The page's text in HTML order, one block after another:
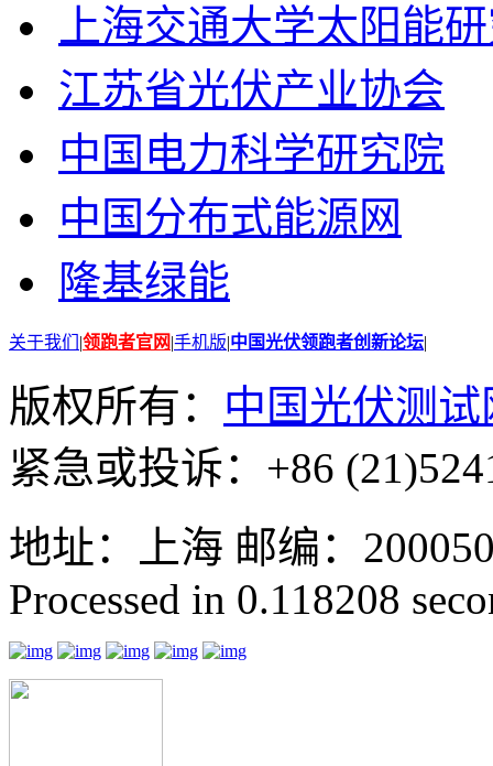
上海交通大学太阳能
江苏省光伏产业协会
中国电力科学研究院
中国分布式能源网
隆基绿能
关于我们 |领跑者官网|手机版|中国光伏领跑者创新论坛|
版权所有： 中国光伏测试
紧急或投诉：+86
地址：上海 邮编：
Processed in 0.118208